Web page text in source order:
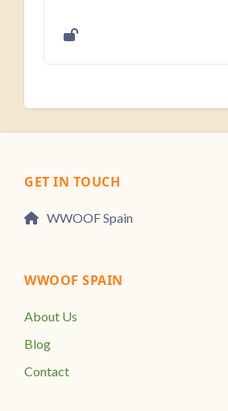
GET IN TOUCH
WWOOF Spain
WWOOF SPAIN
About Us
Blog
Contact